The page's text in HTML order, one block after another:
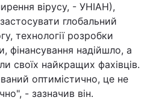
Лайт
Інциденти
Туризм
Погода
вірусу, - УНІАН),
глобальний
технології розробки
фінансування надійшло, а
своїх найкращих фахівців.
оптимістично, це не
- зазначив він.